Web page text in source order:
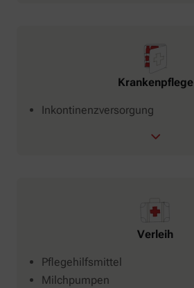
Krankenpflege
Inkontinenzversorgung
Verleih
Pflegehilfsmittel
Milchpumpen